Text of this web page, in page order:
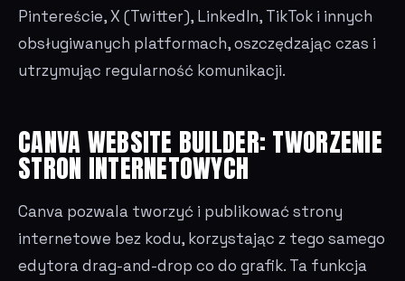
Pintereście, X (Twitter), LinkedIn, TikTok i innych
obsługiwanych platformach, oszczędzając czas i
utrzymując regularność komunikacji.
CANVA WEBSITE BUILDER: TWORZENIE
STRON INTERNETOWYCH
Canva pozwala tworzyć i publikować strony
internetowe bez kodu, korzystając z tego samego
edytora drag-and-drop co do grafik. Ta funkcja